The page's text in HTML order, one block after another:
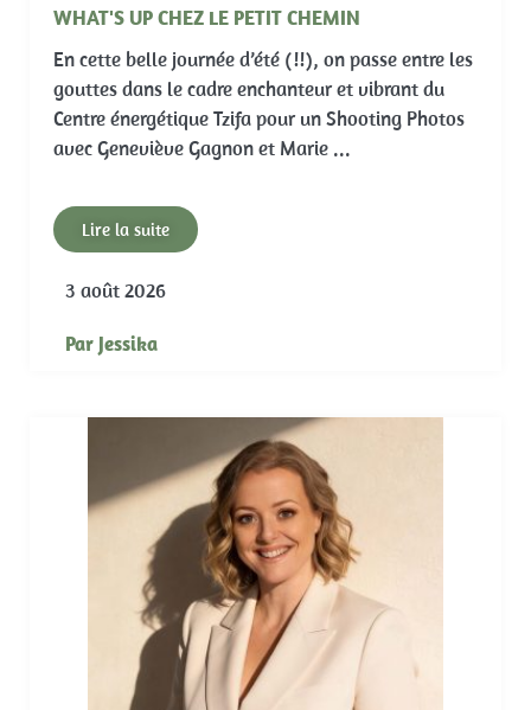
WHAT'S UP CHEZ LE PETIT CHEMIN
En cette belle journée d’été (!!), on passe entre les
gouttes dans le cadre enchanteur et vibrant du
Centre énergétique Tzifa pour un Shooting Photos
avec Geneviève Gagnon et Marie ...
Lire la suite
3 août 2026
Par Jessika